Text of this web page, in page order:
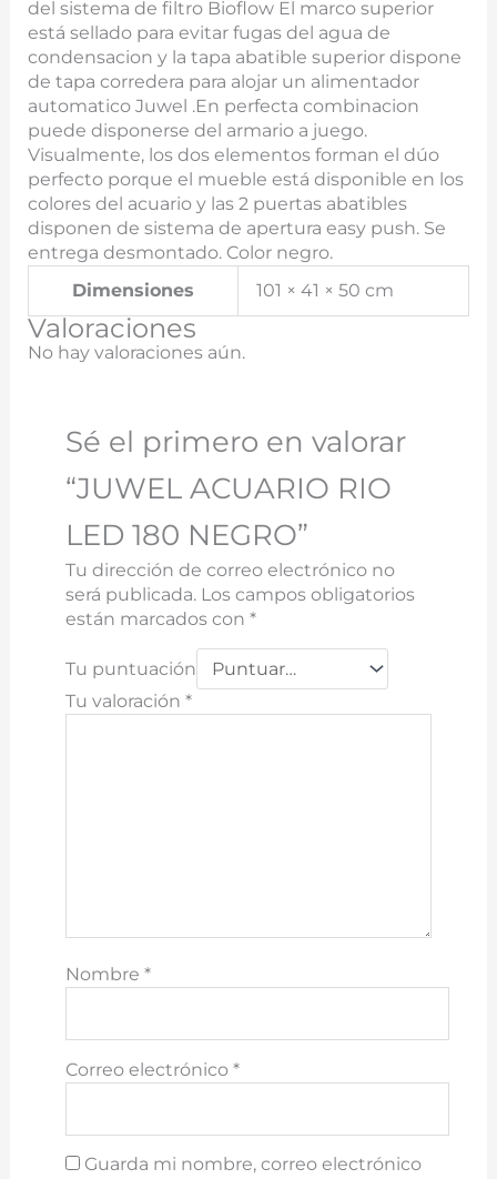
del sistema de filtro Bioflow El marco superior
está sellado para evitar fugas del agua de
condensacion y la tapa abatible superior dispone
de tapa corredera para alojar un alimentador
automatico Juwel .En perfecta combinacion
puede disponerse del armario a juego.
Visualmente, los dos elementos forman el dúo
perfecto porque el mueble está disponible en los
colores del acuario y las 2 puertas abatibles
disponen de sistema de apertura easy push. Se
entrega desmontado. Color negro.
Dimensiones
101 × 41 × 50 cm
Valoraciones
No hay valoraciones aún.
Sé el primero en valorar
“JUWEL ACUARIO RIO
LED 180 NEGRO”
Tu dirección de correo electrónico no
será publicada. Los campos obligatorios
están marcados con *
Tu puntuación
Tu valoración *
Nombre *
Correo electrónico *
Guarda mi nombre, correo electrónico